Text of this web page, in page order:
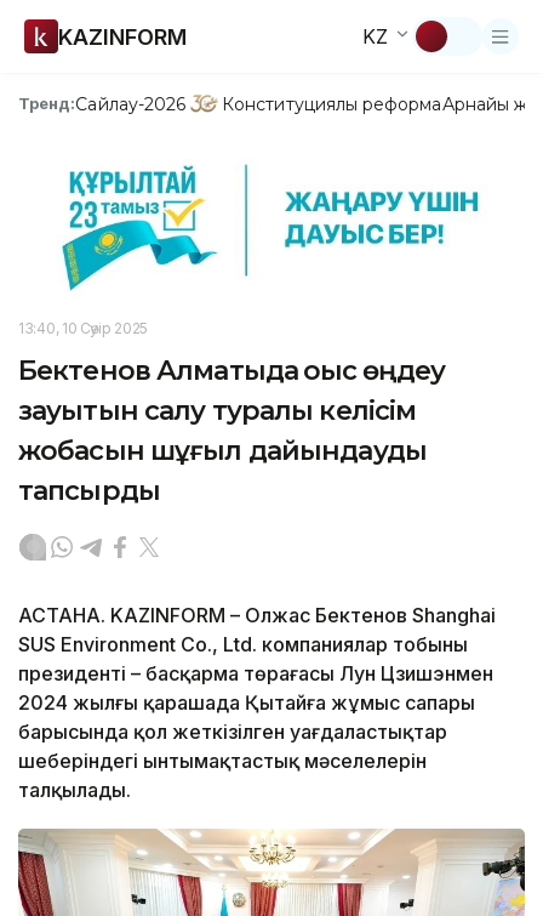
KAZINFORM KZ
Тренд:Сайлау-2026 Конституциялық реформаАрнайы
13:40, 10 Сәуір 2025
Бектенов Алматыда қоқыс өңдеу
зауытын салу туралы келісім
жобасын шұғыл дайындауды
тапсырды
АСТАНА. KAZINFORM – Олжас Бектенов Shanghai
SUS Environment Co., Ltd. компаниялар тобының
президенті – басқарма төрағасы Лун Цзишэнмен
2024 жылғы қарашада Қытайға жұмыс сапары
барысында қол жеткізілген уағдаластықтар
шеңберіндегі ынтымақтастық мәселелерін
талқылады.